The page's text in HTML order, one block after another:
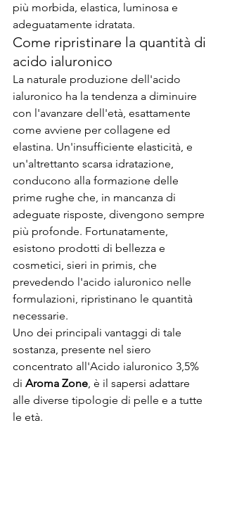
più morbida, elastica, luminosa e
adeguatamente idratata.
Come ripristinare la quantità di
acido ialuronico
La naturale produzione dell'acido
ialuronico ha la tendenza a diminuire
con l'avanzare dell'età, esattamente
come avviene per collagene ed
elastina. Un'insufficiente elasticità, e
un'altrettanto scarsa idratazione,
conducono alla formazione delle
prime rughe che, in mancanza di
adeguate risposte, divengono sempre
più profonde. Fortunatamente,
esistono prodotti di bellezza e
cosmetici, sieri in primis, che
prevedendo l'acido ialuronico nelle
formulazioni, ripristinano le quantità
necessarie.
Uno dei principali vantaggi di tale
sostanza, presente nel siero
concentrato all'Acido ialuronico 3,5%
di Aroma Zone, è il sapersi adattare
alle diverse tipologie di pelle e a tutte
le età.